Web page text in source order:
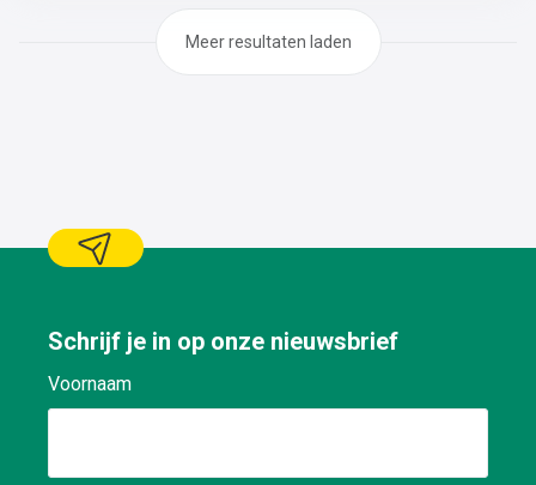
Meer resultaten laden
Schrijf je in op onze nieuwsbrief
Voornaam